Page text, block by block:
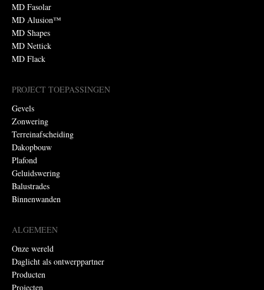
MD Fasolar
MD Alusion™
MD Shapes
MD Nettick
MD Flack
PROJECT TOEPASSINGEN
Gevels
Zonwering
Terreinafscheiding
Dakopbouw
Plafond
Geluidswering
Balustrades
Binnenwanden
ALGEMEEN
Onze wereld
Daglicht als ontwerppartner
Producten
Projecten